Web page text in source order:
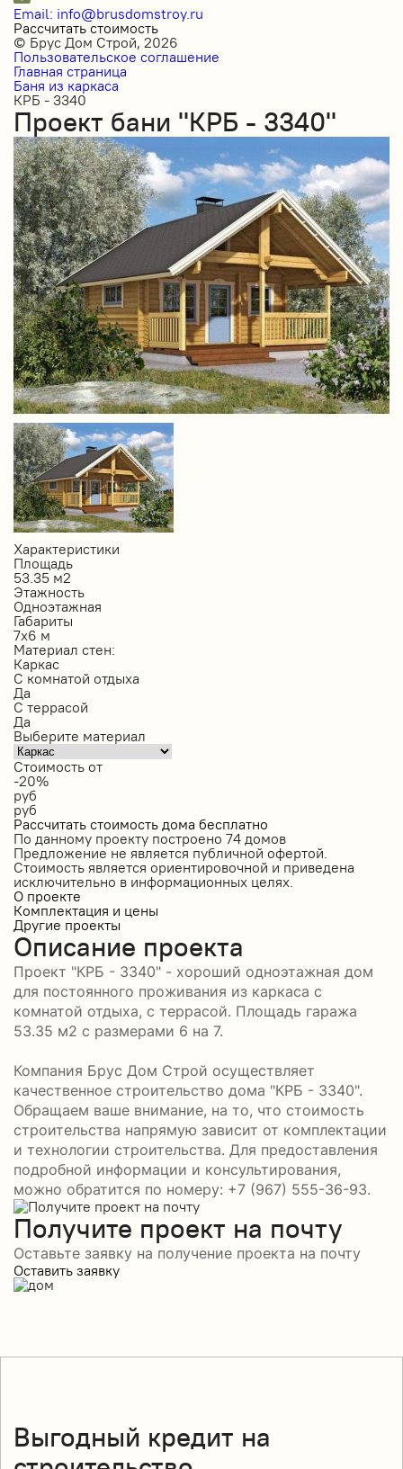
Email: info@brusdomstroy.ru
Рассчитать стоимость
© Брус Дом Строй, 2026
Пользовательское соглашение
Главная страница
Баня из каркаса
КРБ - 3340
Проект бани "КРБ - 3340"
Характеристики
Площадь
53.35 м2
Этажность
Одноэтажная
Габариты
7х6 м
Материал стен:
Каркас
С комнатой отдыха
Да
С террасой
Да
Выберите материал
Стоимость от
-20%
руб
руб
Рассчитать стоимость дома бесплатно
По данному проекту построено 74 домов
Предложение не является публичной офертой.
Стоимость является ориентировочной и приведена
исключительно в информационных целях.
О проекте
Комплектация и цены
Другие проекты
Описание проекта
Проект "КРБ - 3340" - хороший одноэтажная дом
для постоянного проживания из каркаса с
комнатой отдыха, с террасой. Площадь гаража
53.35 м2 с размерами 6 на 7.
Компания Брус Дом Строй осуществляет
качественное строительство дома "КРБ - 3340".
Обращаем ваше внимание, на то, что стоимость
строительства напрямую зависит от комплектации
и технологии строительства. Для предоставления
подробной информации и консультирования,
можно обратится по номеру: +7 (967) 555-36-93.
Получите проект на почту
Оставьте заявку на получение проекта на почту
Оставить заявку
Выгодный кредит на